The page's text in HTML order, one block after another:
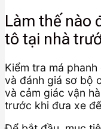
Làm thế nào
tô tại nhà
Kiểm tra má
và đánh giá sơ bộ
và cảm giác vận
trước khi đưa xe